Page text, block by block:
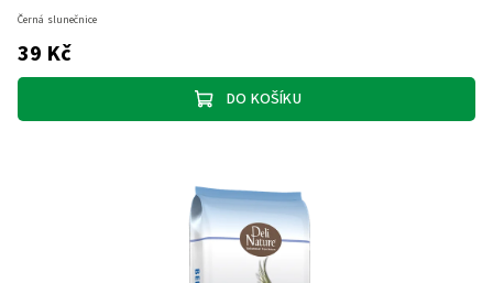
39 Kč
DO KOŠÍKU
Černá slunečnice